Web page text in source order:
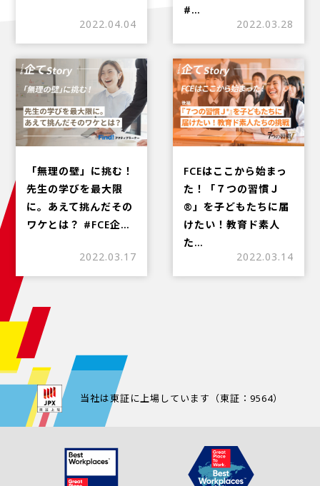
2022.04.04
#…
2022.03.28
「無理の壁」に挑む！
先生の学びを最大限
に。あえて挑んだその
ワケとは？ #FCE企…
2022.03.17
FCEはここから始まっ
た！「７つの習慣Ｊ
®」を子どもたちに届
けたい！教育ド素人
た…
2022.03.14
当社は東証に上場しています（東証：9564）